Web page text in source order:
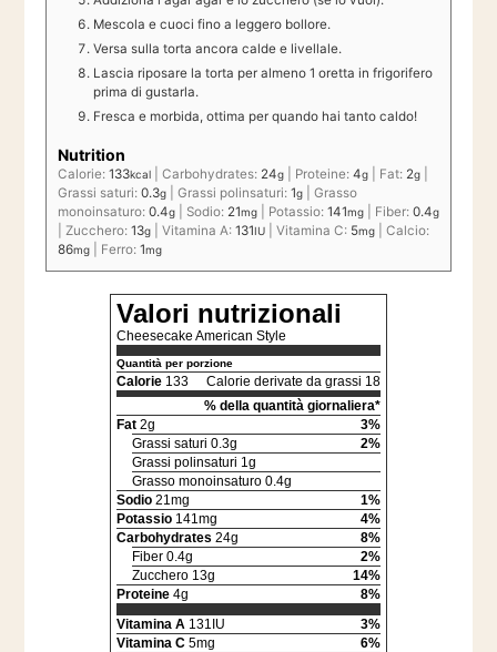
Mescola e cuoci fino a leggero bollore.
Versa sulla torta ancora calde e livellale.
Lascia riposare la torta per almeno 1 oretta in frigorifero
prima di gustarla.
Fresca e morbida, ottima per quando hai tanto caldo!
Nutrition
Calorie: 133kcal| Carbohydrates: 24g| Proteine: 4g| Fat: 2g|
Grassi saturi: 0.3g| Grassi polinsaturi: 1g| Grasso
monoinsaturo: 0.4g| Sodio: 21mg| Potassio: 141mg| Fiber: 0.4g
Zucchero: 13g| Vitamina A: 131IU| Vitamina C: 5mg| Calcio:
86mg| Ferro: 1mg
Valori nutrizionali
Cheesecake American Style
Quantità per porzione
Calorie 133
Calorie derivate da grassi 18
% della quantità giornaliera*
Fat 2g
3%
Grassi saturi 0.3g
2%
Grassi polinsaturi 1g
Grasso monoinsaturo 0.4g
Sodio 21mg
1%
Potassio 141mg
4%
Carbohydrates 24g
8%
Fiber 0.4g
2%
Zucchero 13g
14%
Proteine 4g
8%
Vitamina A 131IU
3%
Vitamina C 5mg
6%